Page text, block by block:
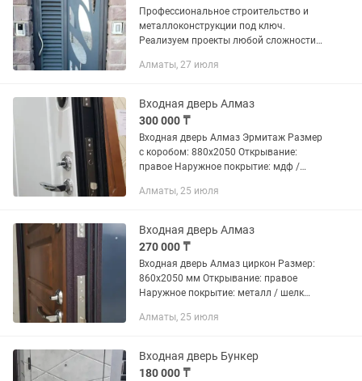
Профессиональное строительство и
металлоконструкции под ключ.
Реализуем проекты любой сложности
Мы предлагаем комплексный подход:
Алматы, 27 июля
Входная дверь Алмаз
300 000 ₸
Входная дверь Алмаз Эрмитаж Размер
с коробом: 880х2050 Открывание:
правое Наружное покрытие: мдф /
мдф / белый Толщина металла: 1,5 мм
Алматы, 25 июля
Входная дверь Алмаз
270 000 ₸
Входная дверь Алмаз циркон Размер:
860х2050 мм Открывание: правое
Наружное покрытие: металл / шелк
орех Толщина металла: 1,5 мм
Наполнение:...
Алматы, 25 июля
Входная дверь Бункер
180 000 ₸